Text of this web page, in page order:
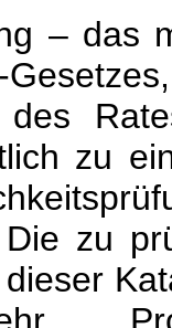
– das
des
zu
Die zu